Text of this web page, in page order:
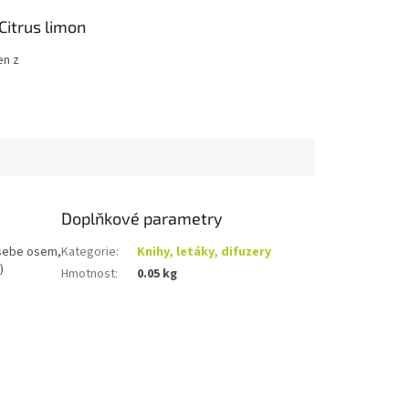
Citrus limon
z
osem,
Doplňkové parametry
Kategorie:
Knihy, letáky, difuzery
Hmotnost: 0.05 kg